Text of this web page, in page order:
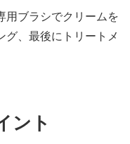
ブラシでクリームを
グ、最後にトリートメ
ント